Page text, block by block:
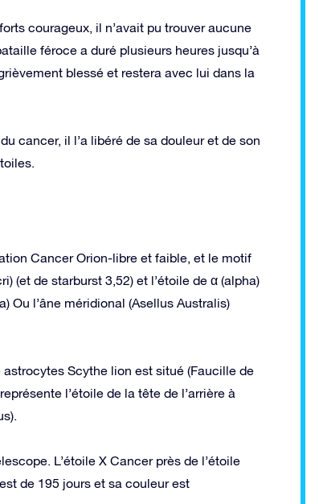
courageux, il n’avait pu trouver aucune
féroce a duré plusieurs heures jusqu’à
blessé et restera avec lui dans la
cancer, il l’a libéré de sa douleur et de son
Cancer Orion-libre et faible, et le motif
(et de starburst 3,52) et l’étoile de α (alpha)
Ou l’âne méridional (Asellus Australis)
Scythe lion est situé (Faucille de
l’étoile de la tête de l’arrière à
L’étoile X Cancer près de l’étoile
de 195 jours et sa couleur est